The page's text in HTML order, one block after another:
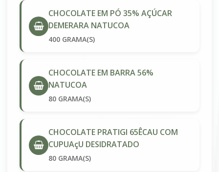
CHOCOLATE EM PÓ 35% AÇÚCAR
DEMERARA NATUCOA
400 GRAMA(S)
CHOCOLATE EM BARRA 56%
NATUCOA
80 GRAMA(S)
CHOCOLATE PRATIGI 65ÊCAU COM
CUPUAçU DESIDRATADO
80 GRAMA(S)